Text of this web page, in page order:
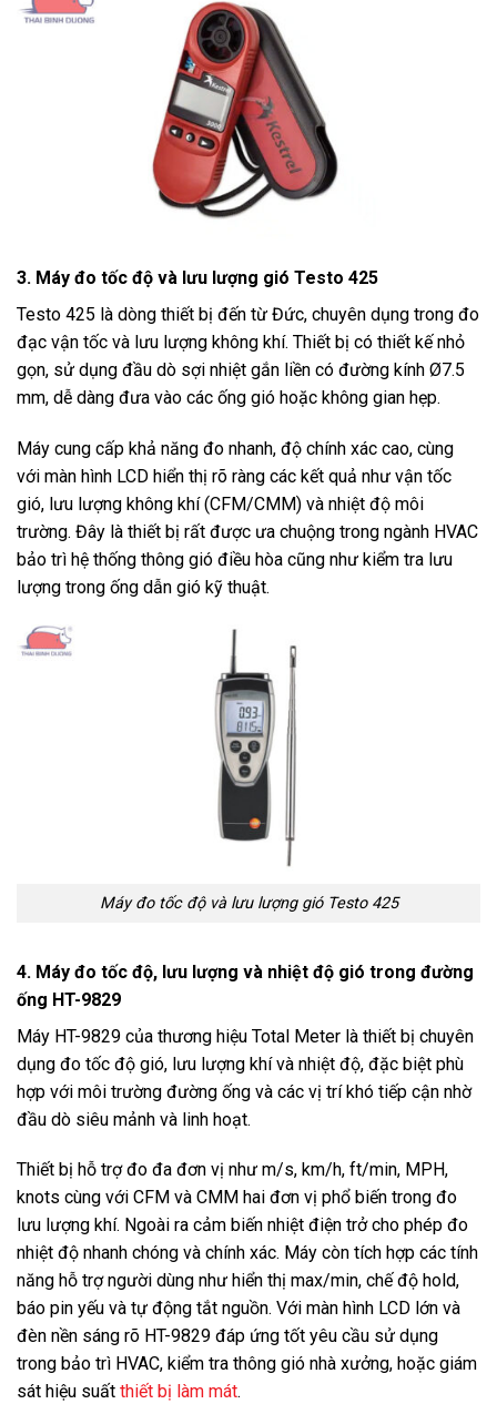
3. Máy đo tốc độ và lưu lượng gió Testo 425
Testo 425 là dòng thiết bị đến từ Đức, chuyên dụng trong đo
đạc vận tốc và lưu lượng không khí. Thiết bị có thiết kế nhỏ
gọn, sử dụng đầu dò sợi nhiệt gắn liền có đường kính Ø7.5
mm, dễ dàng đưa vào các ống gió hoặc không gian hẹp.
Máy cung cấp khả năng đo nhanh, độ chính xác cao, cùng
với màn hình LCD hiển thị rõ ràng các kết quả như vận tốc
gió, lưu lượng không khí (CFM/CMM) và nhiệt độ môi
trường. Đây là thiết bị rất được ưa chuộng trong ngành HVAC
bảo trì hệ thống thông gió điều hòa cũng như kiểm tra lưu
lượng trong ống dẫn gió kỹ thuật.
Máy đo tốc độ và lưu lượng gió Testo 425
4. Máy đo tốc độ, lưu lượng và nhiệt độ gió trong đường
ống HT-9829
Máy HT-9829 của thương hiệu Total Meter là thiết bị chuyên
dụng đo tốc độ gió, lưu lượng khí và nhiệt độ, đặc biệt phù
hợp với môi trường đường ống và các vị trí khó tiếp cận nhờ
đầu dò siêu mảnh và linh hoạt.
Thiết bị hỗ trợ đo đa đơn vị như m/s, km/h, ft/min, MPH,
knots cùng với CFM và CMM hai đơn vị phổ biến trong đo
lưu lượng khí. Ngoài ra cảm biến nhiệt điện trở cho phép đo
nhiệt độ nhanh chóng và chính xác. Máy còn tích hợp các tính
năng hỗ trợ người dùng như hiển thị max/min, chế độ hold,
báo pin yếu và tự động tắt nguồn. Với màn hình LCD lớn và
đèn nền sáng rõ HT-9829 đáp ứng tốt yêu cầu sử dụng
trong bảo trì HVAC, kiểm tra thông gió nhà xưởng, hoặc giám
sát hiệu suất thiết bị làm mát.